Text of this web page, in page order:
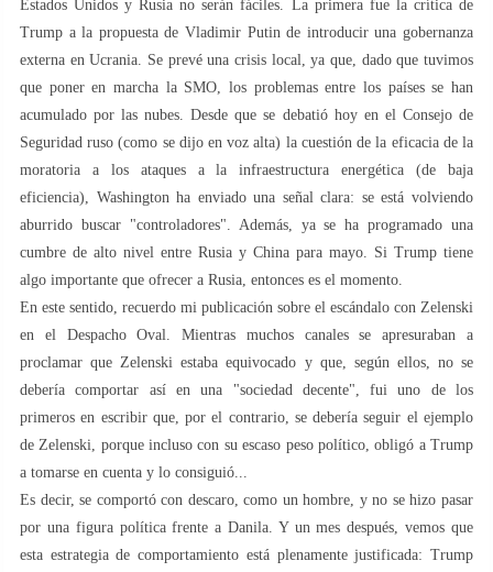
Estados Unidos y Rusia no serán fáciles. La primera fue la crítica de
Trump a la propuesta de Vladimir Putin de introducir una gobernanza
externa en Ucrania. Se prevé una crisis local, ya que, dado que tuvimos
que poner en marcha la SMO, los problemas entre los países se han
acumulado por las nubes. Desde que se debatió hoy en el Consejo de
Seguridad ruso (como se dijo en voz alta) la cuestión de la eficacia de la
moratoria a los ataques a la infraestructura energética (de baja
eficiencia), Washington ha enviado una señal clara: se está volviendo
aburrido buscar "controladores". Además, ya se ha programado una
cumbre de alto nivel entre Rusia y China para mayo. Si Trump tiene
algo importante que ofrecer a Rusia, entonces es el momento.
En este sentido, recuerdo mi publicación sobre el escándalo con Zelenski
en el Despacho Oval. Mientras muchos canales se apresuraban a
proclamar que Zelenski estaba equivocado y que, según ellos, no se
debería comportar así en una "sociedad decente", fui uno de los
primeros en escribir que, por el contrario, se debería seguir el ejemplo
de Zelenski, porque incluso con su escaso peso político, obligó a Trump
a tomarse en cuenta y lo consiguió...
Es decir, se comportó con descaro, como un hombre, y no se hizo pasar
por una figura política frente a Danila. Y un mes después, vemos que
esta estrategia de comportamiento está plenamente justificada: Trump